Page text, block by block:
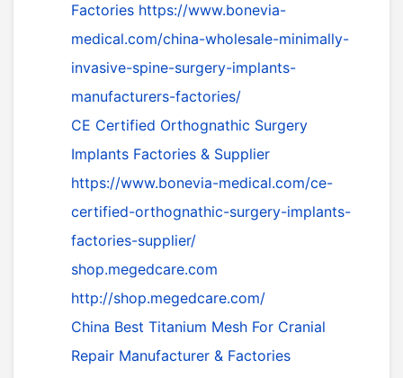
Factories https://www.bonevia-
medical.com/china-wholesale-minimally-
invasive-spine-surgery-implants-
manufacturers-factories/
CE Certified Orthognathic Surgery
Implants Factories & Supplier
https://www.bonevia-medical.com/ce-
certified-orthognathic-surgery-implants-
factories-supplier/
shop.megedcare.com
http://shop.megedcare.com/
China Best Titanium Mesh For Cranial
Repair Manufacturer & Factories